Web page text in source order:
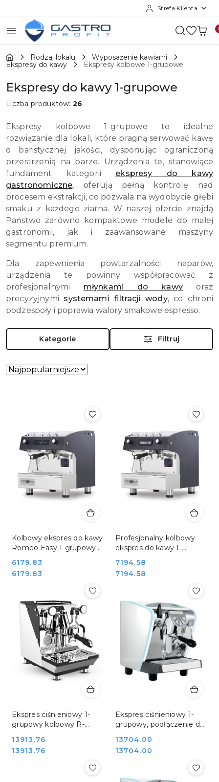
Strefa Klienta
Rodzaj lokalu
Wyposażenie kawiarni
Ekspresy do kawy
Ekspresy kolbowe 1-grupowe
Ekspresy do kawy 1-grupowe
Liczba produktów:26
Ekspresy kolbowe 1-grupowe to idealne
rozwiązanie dla lokali, które pragną serwować kawę
o baristycznej jakości, dysponując ograniczoną
przestrzenią na barze. Urządzenia te, stanowiące
fundament kategorii ekspresy do kawy
gastronomiczne, oferują pełną kontrolę nad
procesem ekstrakcji, co pozwala na wydobycie głębi
smaku z każdego ziarna. W naszej ofercie znajdą
Państwo zarówno kompaktowe modele do małej
gastronomii, jak i zaawansowane maszyny
segmentu premium.
Dla zapewnienia powtarzalności naparów,
urządzenia te powinny współpracować z
profesjonalnymi młynkami do kawyoraz
precyzyjnymi systemami filtracji wody, co chroni
podzespoły i poprawia walory smakowe espresso.
Kategorie Filtruj
Zastosowano
Sortuj
Kolbowy ekspres do kawy
Romeo Easy 1-grupowy
Hendi 207598
Cena:
6179.83
Cena:
6179.83
Profesjonalny kolbowy
ekspres do kawy 1-
baru Hendi 207642
Cena:
7194.58
Cena:
7194.58
Ekspres ciśnieniowy 1-
grupowy kolbowy R-
Quality Crem ONE 2B R-
LFPP DUAL
Cena:
13913.76
Cena:
13913.76
Ekspres ciśnieniowy 1-
grupowy, podłączenie do
Simonelli
Cena:
13704.00
Cena:
13704.00